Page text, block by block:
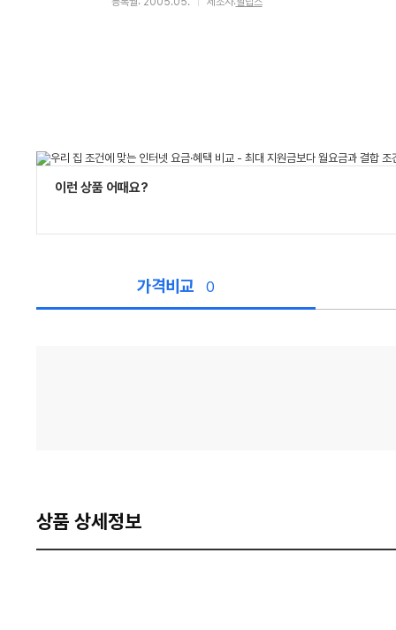
이런 상품 어때요?
가격비교 0
상품 상세정보